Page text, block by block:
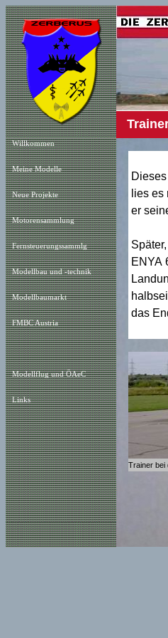
Willkommen
Meine Modelle
Neue Projekte
Motorensammlung
Fernsteuerungssammlg
Modellbau und -technik
Modellbaumarkt
FMBC Austria
Modellflug und ÖAeC
Links
lies
er
ENYA
das
Trainer bei